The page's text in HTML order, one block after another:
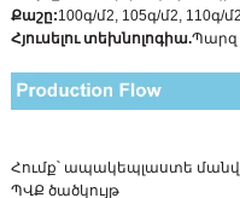
Քաշը:100գ/մ2, 105գ/մ2, 110գ/
Հյուսելու տեխնոլոգիա.Պարզ
Հումք՝ ապակեպլաստե
ՊՎՔ ծածկույթ